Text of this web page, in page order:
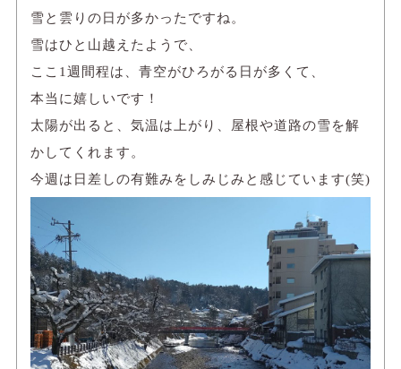
雪と雲りの日が多かったですね。
雪はひと山越えたようで、
ここ1週間程は、青空がひろがる日が多くて、
本当に嬉しいです！
太陽が出ると、気温は上がり、屋根や道路の雪を解
かしてくれます。
今週は日差しの有難みをしみじみと感じています(笑)